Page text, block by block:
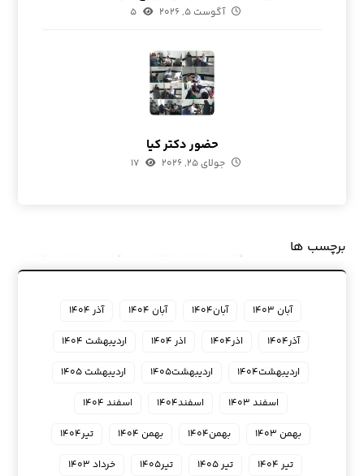
آگوست ۵, ۲۰۲۶ ۵
حضور دکتر کیا
جولای ۲۵, ۲۰۲۶ ۱۷
برچسب ها
آبان ۱۴۰۳ آبان۱۴۰۴ آبان ۱۴۰۴
آذر ۱۴۰۴
آذر۱۴۰۴
اذر۱۴۰۴ اذر ۱۴۰۴
اردیبهشت ۱۴۰۴
اردیبهشت۱۴۰۴
اردیبهشت۱۴۰۵
اردیبهشت ۱۴۰۵
اسفند ۱۴۰۳
اسفند۱۴۰۴
اسفند ۱۴۰۴
بهمن ۱۴۰۳
بهمن۱۴۰۴ بهمن ۱۴۰۴
تیر۱۴۰۴
تیر ۱۴۰۴
تیر ۱۴۰۵ تیر۱۴۰۵
خرداد ۱۴۰۳